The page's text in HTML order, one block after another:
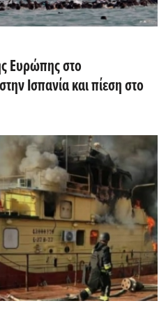
Ευρώπης στο
Ισπανία και πίεση στο